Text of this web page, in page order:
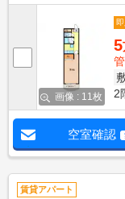
画像 : 11枚
5
2
空室確認
賃貸アパート